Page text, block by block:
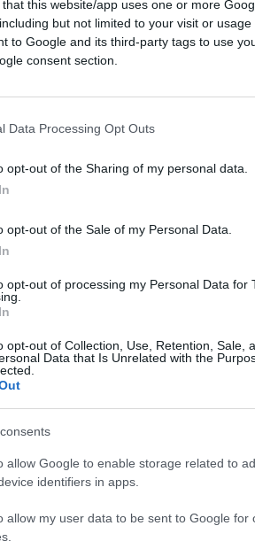
that this website/app uses one or more
but not limited to your visit or
to Google and its third-party tags to use
consent section.
Data Processing Opt Outs
opt-out of the Sharing of my personal data.
opt-out of the Sale of my Personal Data.
opt-out of processing my Personal Data for
opt-out of Collection, Use, Retention, Sale,
Data that Is Unrelated with the
allow Google to enable storage related to
identifiers in apps.
allow my user data to be sent to Google for
. Chiedo scusa per essere stato
di Latina, sono la moglie e la
ma per il loro ruolo
integrataKaribu . Oltre alle
terza misura cautelare, questa
cui è stato imposto
preventivo a fini di confisca,
degli indagati.
Si parla di frode nelle
e autoriciclaggio. “Le
Africa (per il tramite della Karibu)
percepito ingenti fondi
destinati a specifici progetti
minori non accompagnati,
difforme rispetto a quello